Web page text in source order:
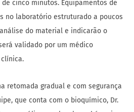
cinco minutos. Equipamentos de
no laboratório estruturado a poucos
do material e indicarão o
validado por um médico
retomada gradual e com segurança
que conta com o bioquímico, Dr.